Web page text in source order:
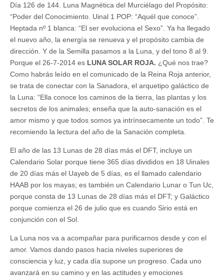
Día 126 de 144. Luna Magnética del Murciélago del Propósito:
“Poder del Conocimiento. Uinal 1 POP: “Aquél que conoce”.
Heptada nº 1 blanca: “El ser evoluciona el Sexo”. Ya ha llegado
el nuevo año, la energía se renueva y el propósito cambia de
dirección. Y de la Semilla pasamos a la Luna, y del tono 8 al 9.
Porque el 26-7-2014 es LUNA SOLAR ROJA. ¿Qué nos trae?
Como habrás leído en el comunicado de la Reina Roja anterior,
se trata de conectar con la Sanadora, el arquetipo galáctico de
la Luna: “Ella conoce los caminos de la tierra, las plantas y los
secretos de los animales; enseña que la auto-sanación es el
amor mismo y que todos somos ya intrínsecamente un todo”. Te
recomiendo la lectura del año de la Sanación completa.
El año de las 13 Lunas de 28 días más el DFT, incluye un
Calendario Solar porque tiene 365 días divididos en 18 Uinales
de 20 días más el Uayeb de 5 días, es el llamado calendario
HAAB por los mayas; es también un Calendario Lunar o Tun Uc,
porque consta de 13 Lunas de 28 días más el DFT; y Galáctico
porque comienza el 26 de julio que es cuando Sirio está en
conjunción con el Sol.
La Luna nos va a acompañar para purificarnos desde y con el
amor. Vamos dando pasos hacia niveles superiores de
consciencia y luz, y cada día supone un progreso. Cada uno
avanzará en su camino y en las actitudes y emociones